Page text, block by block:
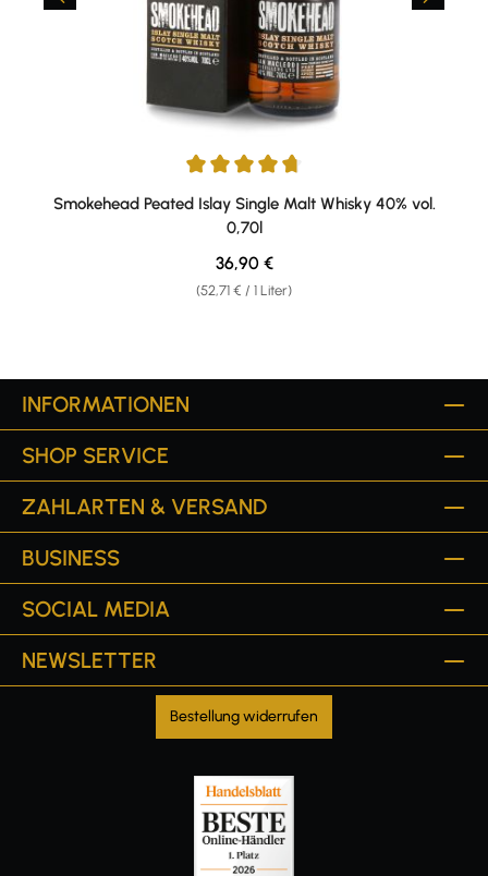
Durchschnittliche Bewertung von 4.67 von 5 Sternen
Smokehead Peated Islay Single Malt Whisky 40% vol.
0,70l
(52,71 € / 1 Liter)
Regulärer Preis:
36,90 €
INFORMATIONEN
SHOP SERVICE
ZAHLARTEN & VERSAND
BUSINESS
SOCIAL MEDIA
NEWSLETTER
Bestellung widerrufen